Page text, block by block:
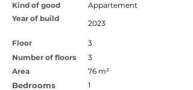
Kind of good
Appartement
Year of build
2023
Floor
3
Number of floors
3
Area
76 m²
Bedrooms
1